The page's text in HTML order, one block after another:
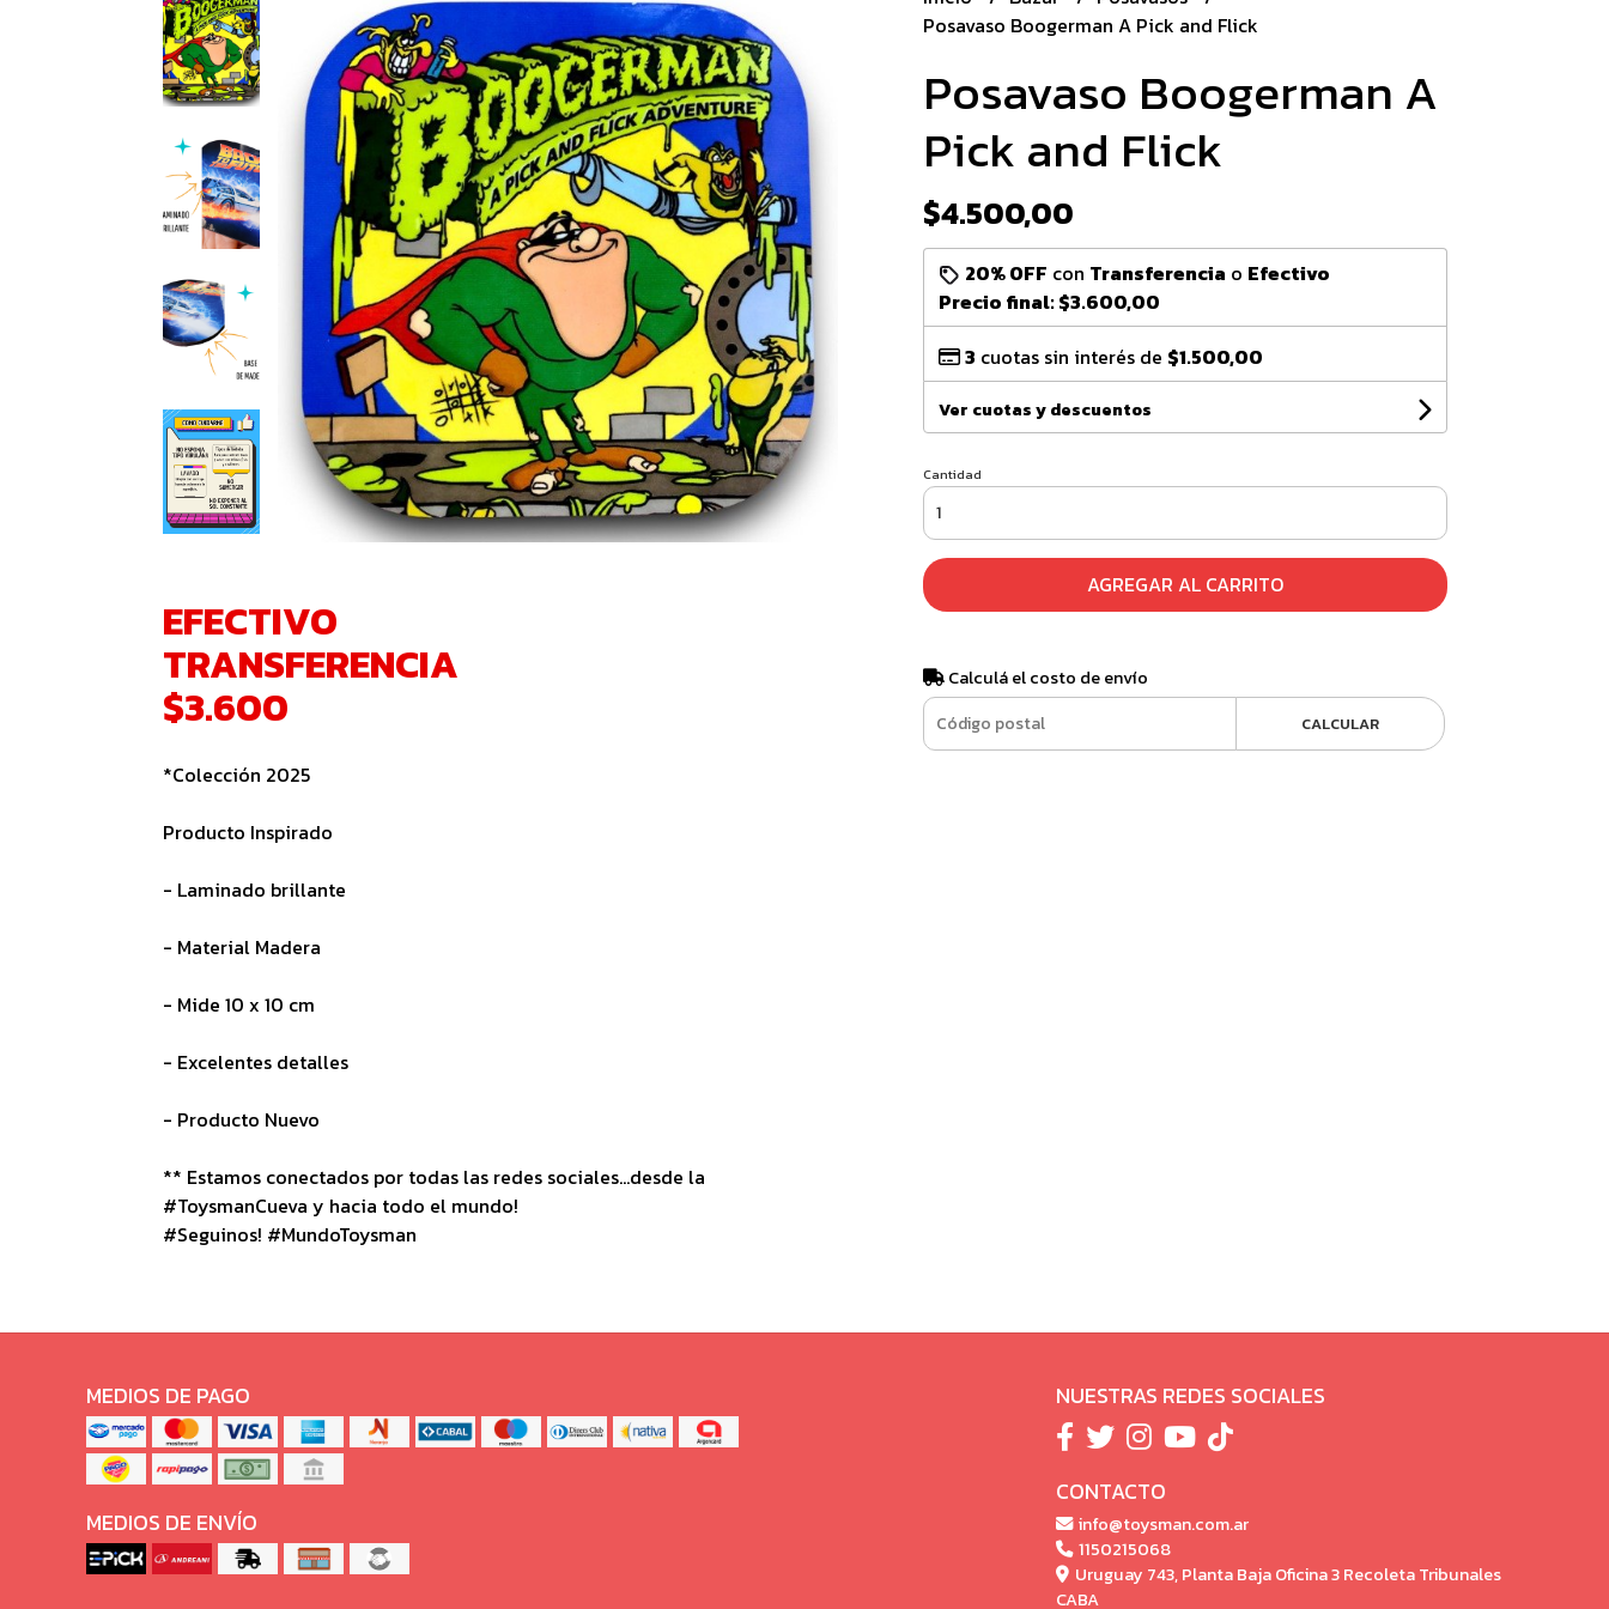
EFECTIVO
TRANSFERENCIA
$3.600
*Colección 2025
Producto Inspirado
- Laminado brillante
- Material Madera
- Mide 10 x 10 cm
- Excelentes detalles
- Producto Nuevo
** Estamos conectados por todas las redes sociales...desde la
#ToysmanCueva y hacia todo el mundo!
#Seguinos! #MundoToysman
Posavaso Boogerman A Pick and Flick
Posavaso Boogerman A
Pick and Flick
$4.500,00
20% OFF con Transferencia o Efectivo
Precio final:$3.600,00
3 cuotas sin interés de $1.500,00
Ver cuotas y descuentos
Cantidad
AGREGAR AL CARRITO
Calculá el costo de envío
CALCULAR
MEDIOS DE PAGO
MEDIOS DE ENVÍO
NUESTRAS REDES SOCIALES
CONTACTO
info@toysman.com.ar
1150215068
Uruguay 743, Planta Baja Oficina 3 Recoleta Tribunales
CABA